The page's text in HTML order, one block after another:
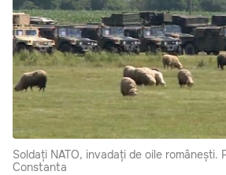
Soldați NATO, invadați de oile românești.
Constanta